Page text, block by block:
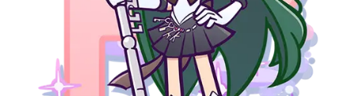
男性声優/女性声優一覧
FOLLOW US